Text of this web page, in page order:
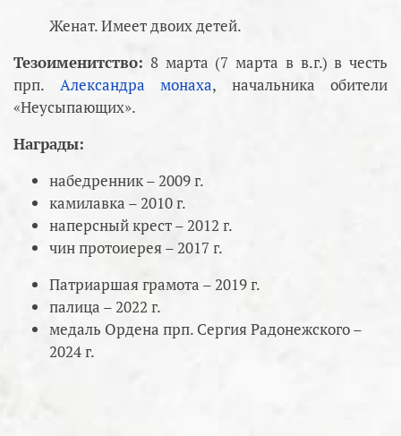
Женат. Имеет двоих детей.
Тезоименитство: 8 марта (7 марта в в.г.) в честь
прп. Александра монаха, начальника обители
«Неусыпающих».
Награды:
набедренник – 2009 г.
камилавка – 2010 г.
наперсный крест – 2012 г.
чин протоиерея – 2017 г.
Патриаршая грамота – 2019 г.
палица – 2022 г.
медаль Ордена прп. Сергия Радонежского –
2024 г.